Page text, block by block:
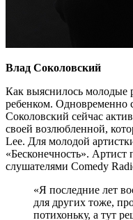
Влад Соколовский
Как выяснилось молодые
ребенком. Одновременно
Соколовский сейчас
своей возлюбленной,
Lee. Для молодой
«Бесконечность».
слушателями Comedy
«Я последние лет
для других тоже,
потихоньку, а тут